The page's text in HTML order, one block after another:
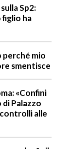
Sp2:
ha
perché mio
smentisce
«Confini
Palazzo
controlli alle